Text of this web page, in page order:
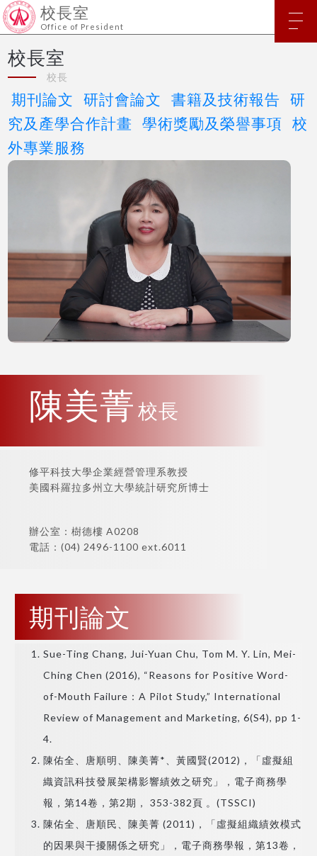
校長室
Office of President
校長室
校長
期刊論文 研討會論文 書籍及技術報告
研
究及產學合作計畫
學術獎勵及榮譽事項
校
外專業服務
陳美菁 校長
修平科技大學企業經營管理系教授
美國科羅拉多州立大學統計研究所博士
辦公室：樹德樓 A0208
電話：(04) 2496-1100 ext.6011
期刊論文
Sue-Ting Chang, Jui-Yuan Chu, Tom M. Y. Lin, Mei-
Ching Chen (2016), “Reasons for Positive Word-
of-Mouth Failure：A Pilot Study,” International
Review of Management and Marketing, 6(S4), pp 1-
4.
陳佑全、唐順明、陳美菁*、黃國賢(2012)，「虛擬組
織資訊科技發展架構影響績效之研究」，電子商務學
報，第14卷，第2期， 353-382頁 。(TSSCI)
陳佑全、唐順民、陳美菁 (2011)，「虛擬組織績效模式
的因果與干擾關係之研究」，電子商務學報，第13卷，